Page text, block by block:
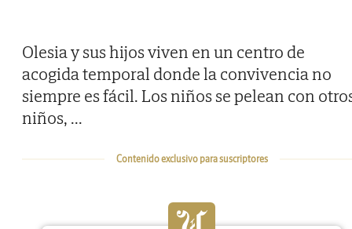
Olesia y sus hijos viven en un centro de
acogida temporal donde la convivencia no
siempre es fácil. Los niños se pelean con
niños, ...
Contenido exclusivo para suscriptores